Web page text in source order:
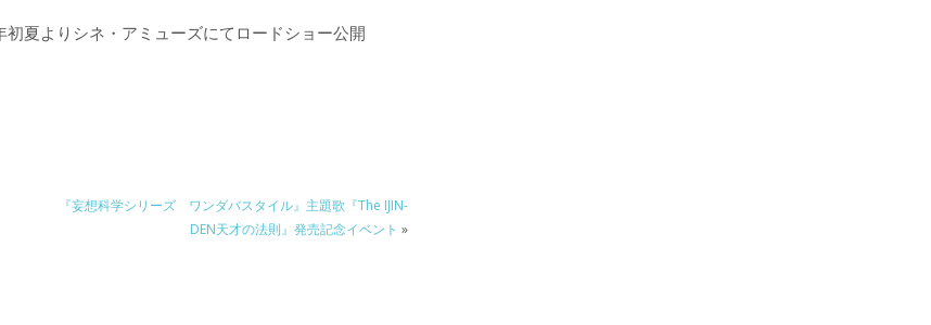
夏よりシネ・アミューズにてロードショー公開
『妄想科学シリーズ ワンダバスタイル』主題歌『The IJIN-
DEN天才の法則』発売記念イベント »